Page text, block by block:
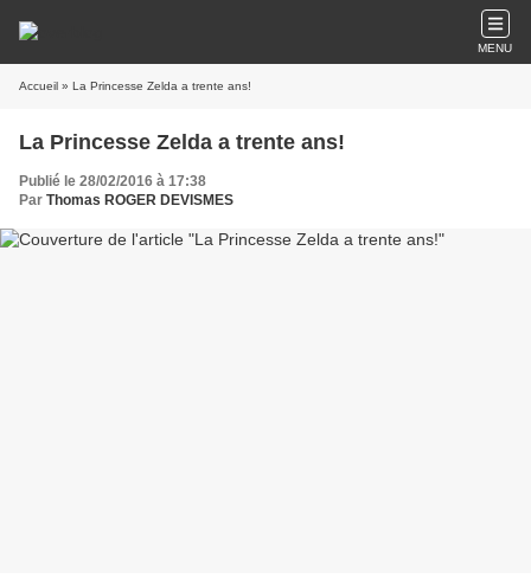
MENU
Accueil » La Princesse Zelda a trente ans!
La Princesse Zelda a trente ans!
Publié le 28/02/2016 à 17:38
Par Thomas ROGER DEVISMES